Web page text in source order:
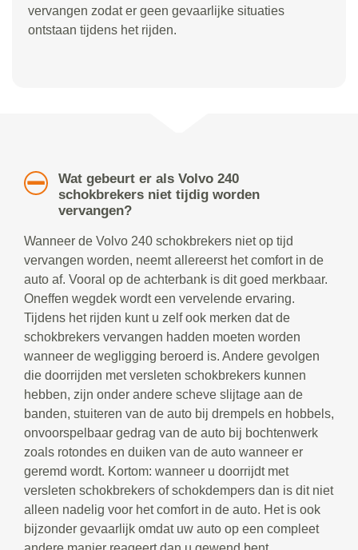
vervangen zodat er geen gevaarlijke situaties
ontstaan tijdens het rijden.
Wat gebeurt er als Volvo 240
schokbrekers niet tijdig worden
vervangen?
Wanneer de Volvo 240 schokbrekers niet op tijd
vervangen worden, neemt allereerst het comfort in de
auto af. Vooral op de achterbank is dit goed merkbaar.
Oneffen wegdek wordt een vervelende ervaring.
Tijdens het rijden kunt u zelf ook merken dat de
schokbrekers vervangen hadden moeten worden
wanneer de wegligging beroerd is. Andere gevolgen
die doorrijden met versleten schokbrekers kunnen
hebben, zijn onder andere scheve slijtage aan de
banden, stuiteren van de auto bij drempels en hobbels,
onvoorspelbaar gedrag van de auto bij bochtenwerk
zoals rotondes en duiken van de auto wanneer er
geremd wordt. Kortom: wanneer u doorrijdt met
versleten schokbrekers of schokdempers dan is dit niet
alleen nadelig voor het comfort in de auto. Het is ook
bijzonder gevaarlijk omdat uw auto op een compleet